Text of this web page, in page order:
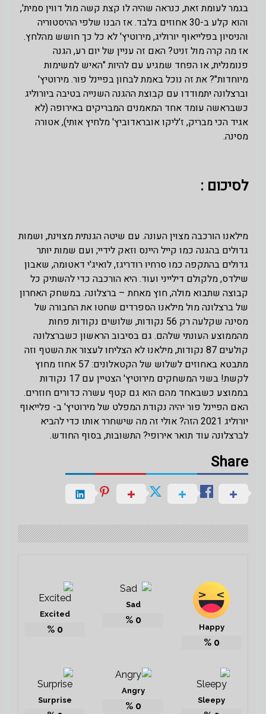
בגמר לעומת זאת, כנראה שהיה לו קצת קשה מול דווין סמית',
והוא קלע ב-30 אחוזים בלבד. אז הבנו שלפי ההיסטוריה
והניסיון בפלייאוף יורוליג, מירוטיץ' לא כל כך חושש מהלחץ.
אז מה קרה מול זניט? האם זה עניין של יום רע, הגנה
פנומנלית, או הפחד שמגיע עם להיות "האיש למשימות
מיוחדות"? את זה נוכל באמת לבחון בפיינל פור. מירוטיץ'
וברצלונה יתמודדו עם קבוצת ההגנה השנייה בטיבה ביורוליג
כשבראשה עומד אחד המאמנים המבריקים באירופה (לא
אגיד הכי מבריק, ז'ליקו אובראדוביץ' מלחיץ אותי), אטורה
מסינה.
לסיכום :
מילאנו הורכבה מצוין העונה. עם שיטה הגנתית מצוינת, ושמות
גדולים בהגנה כמו קייל היינס וזאק לידיי; ועם שמות יותר
גדולים בהתקפה כמו סרחיו רודריגז, לואיג'י דאטומה, שאבון
שילדס, מלקולם דילייני ועוד. היא הורכבה כדי להשתיק כל
קבוצה שתבוא מולה, חוץ מאחת – ברצלונה. במשחק האחרון
של ברצלונה מול מילאנו הספרדים שחטו את החבורה של
מסינה שקלעה רק 56 נקודות, שלושים נקודות פחות
מהממוצע העונתי שלהם. גם בסיבוב הראשון כשברצלונה
קולעים 87 נקודות, מילאנו לא הצליחו לעצור את השטף וזה
מתבטא באחוזים לשלוש של הקטאלונים: 57 אחוז מחוץ
לקשת! בשני המשחקים מירוטיץ' הצטיין עם 17 נקודות
בממוצע כשבאחד מהם הוא גם קטף עשרה כדורים חוזרים.
האם הפיינל פור יהיה נקודת המפלט של מירוטיץ' ב- פלייאוף
יורוליג 2021 הזה? אולי זה מה שישחרר אותו כדי להביא
לברצלונה עוד תואר אירופי? התשובות, בסוף החודש.
Share
Happy
0
%
Sad
0
%
Excited
0
%
Sleepy
Angry
0
%
Surprise